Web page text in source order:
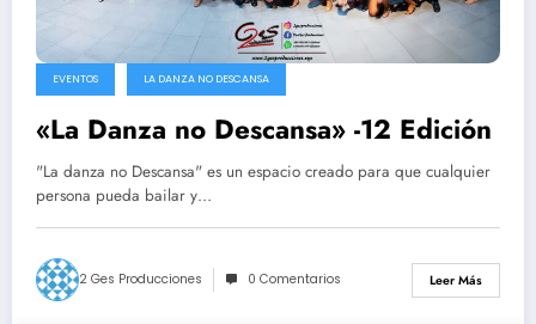
EVENTOS LA DANZA NO DESCANSA
«La Danza no Descansa» -12 Edición
"La danza no Descansa" es un espacio creado para que cualquier
persona pueda bailar y…
2 Ges Producciones 0 Comentarios Leer Más